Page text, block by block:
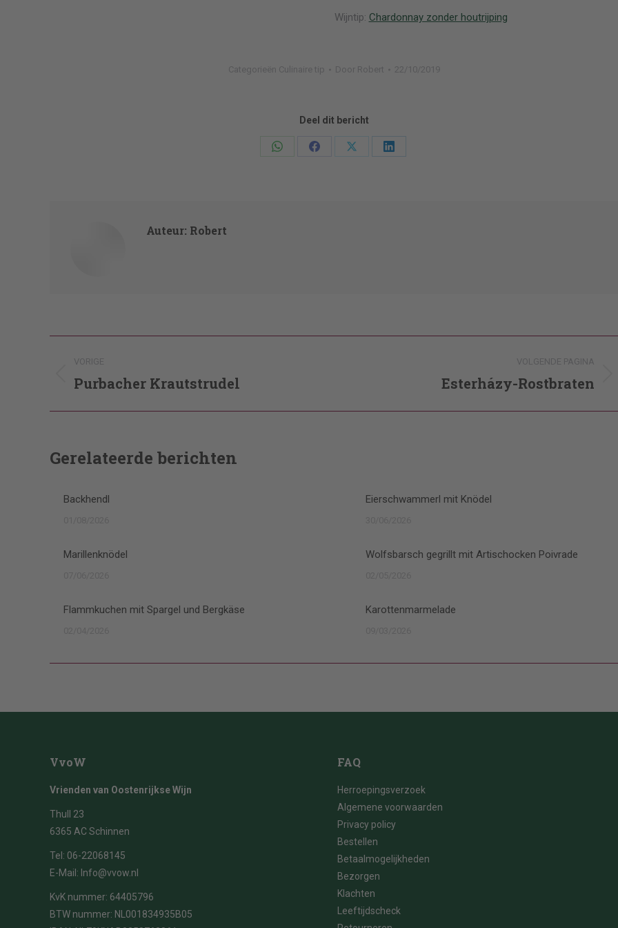
Wijntip: Chardonnay zonder houtrijping
Categorieën Culinaire tip Door Robert 22/10/2019
Deel dit bericht
Deel
Deel
Deel
Deel
Auteur: Robert
Post
navigation
VORIGE
Vorig
Purbacher Krautstrudel
VOLGENDE PAGINA
Esterházy-Rostbraten
Gerelateerde berichten
Backhendl Eierschwammerl mit Knödel
Marillenknödel Wolfsbarsch gegrillt mit Artischocken Poivrade
Flammkuchen mit Spargel und Bergkäse Karottenmarmelade
VvoW
Vrienden van Oostenrijkse Wijn
Thull 23
6365 AC Schinnen
Tel: 06-22068145
E-Mail: Info@vvow.nl
KvK nummer: 64405796
BTW nummer: NL001834935B05
FAQ
Herroepingsverzoek
Algemene voorwaarden
Privacy policy
Bestellen
Betaalmogelijkheden
Bezorgen
Klachten
Leeftijdscheck